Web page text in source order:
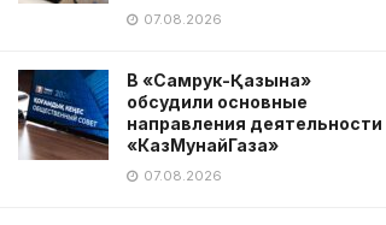
07.08.2026
В «Самрук-Қазына»
обсудили основные
направления деятельности
«КазМунайГаза»
07.08.2026